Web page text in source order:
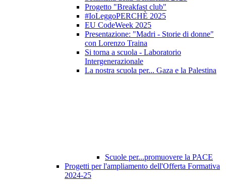
Progetto "Breakfast club"
#IoLeggoPERCHÈ 2025
EU CodeWeek 2025
Presentazione: "Madri - Storie di donne"
con Lorenzo Traina
Si torna a scuola - Laboratorio
Intergenerazionale
La nostra scuola per... Gaza e la Palestina
Scuole per...promuovere la PACE
Progetti per l'ampliamento dell'Offerta Formativa
2024-25